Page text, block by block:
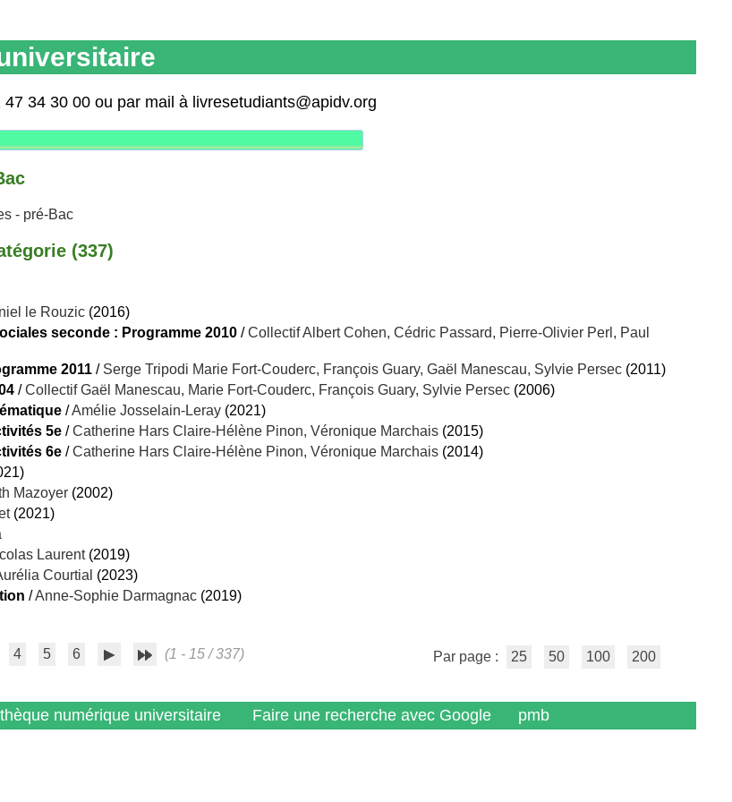
34 30 00 ou par mail à livresetudiants@apidv.org
- pré-Bac
(337)
le Rouzic (2016)
seconde : Programme 2010 /Collectif Albert Cohen, Cédric Passard, Pierre-Olivier Perl, Paul
2011 / Serge Tripodi Marie Fort-Couderc, François Guary, Gaël Manescau, Sylvie Persec (2011)
/Collectif Gaël Manescau, Marie Fort-Couderc, François Guary, Sylvie Persec (2006)
/Amélie Josselain-Leray (2021)
5e /Catherine Hars Claire-Hélène Pinon, Véronique Marchais (2015)
6e /Catherine Hars Claire-Hélène Pinon, Véronique Marchais (2014)
Mazoyer (2002)
(2021)
Laurent(2019)
Courtial (2023)
/Anne-Sophie Darmagnac (2019)
4 5 6 (1 - 15 / 337) Par page : 25 50 100 200
numérique universitaire Faire une recherche avec Google pmb